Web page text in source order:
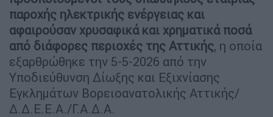
παροχής ηλεκτρικής ενέργειας και
αφαιρούσαν χρυσαφικά και χρηματικά ποσά
από διάφορες περιοχές της Αττικής, η οποία
εξαρθρώθηκε την 5-5-2026 από την
Υποδιεύθυνση Δίωξης και Εξιχνίασης
Εγκλημάτων Βορειοανατολικής Αττικής/
Δ.Δ.Ε.Ε.Α./Γ.Α.Δ.Α.